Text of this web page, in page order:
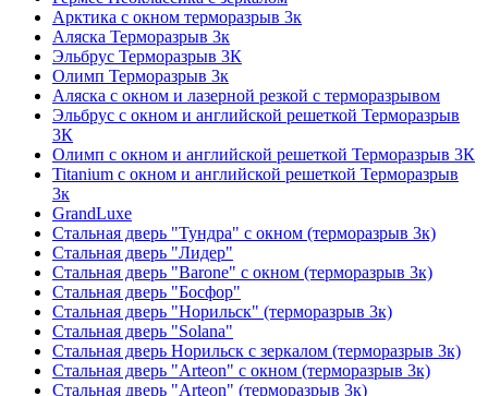
Арктика с окном терморазрыв 3к
Аляска Терморазрыв 3к
Эльбрус Терморазрыв 3К
Олимп Терморазрыв 3к
Аляска с окном и лазерной резкой с терморазрывом
Эльбрус с окном и английской решеткой Терморазрыв
3К
Олимп с окном и английской решеткой Терморазрыв 3К
Titanium с окном и английской решеткой Терморазрыв
3к
GrandLuxe
Стальная дверь "Тундра" с окном (терморазрыв 3к)
Стальная дверь "Лидер"
Стальная дверь "Barone" с окном (терморазрыв 3к)
Стальная дверь "Босфор"
Стальная дверь "Норильск" (терморазрыв 3к)
Стальная дверь "Solana"
Стальная дверь Норильск с зеркалом (терморазрыв 3к)
Стальная дверь "Arteon" с окном (терморазрыв 3к)
Стальная дверь "Arteon" (терморазрыв 3к)